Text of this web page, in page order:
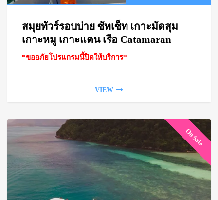
฿
สมุยทัวร์รอบบ่าย ซัทเซ็ท เกาะมัดสุม
เกาะหมู เกาะแตน เรือ Catamaran
*ขออภัยโปรแกรมนี้ปิดให้บริการ*
VIEW
On Sale